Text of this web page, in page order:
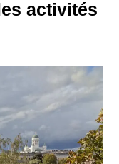
activités